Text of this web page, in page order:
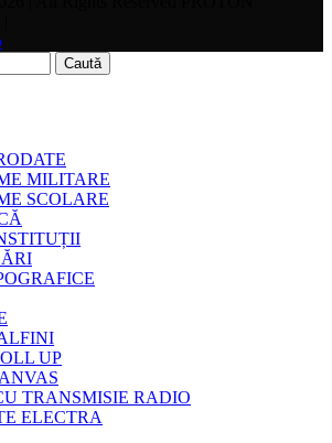
Caută
MILITARE
SCOLARE
UP
TRANSMISIE RADIO
ELECTRA